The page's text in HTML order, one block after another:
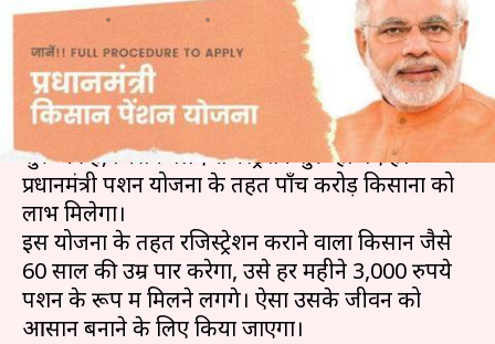
लेखन
क्या है खबर?
नरेंद्र मोदी सरकार ने देश के किसानों के लिए पेंशन योजना
शुरू की है, जिसके लिए रजिस्ट्रेशन शुरू हो गए हैं।
प्रधानमंत्री पेंशन योजना के तहत पाँच करोड़ किसानों को
लाभ मिलेगा।
इस योजना के तहत रजिस्ट्रेशन कराने वाला किसान जैसे
60 साल की उम्र पार करेगा, उसे हर महीने 3,000 रुपये
पेंशन के रूप में मिलने लगेंगे। ऐसा उसके जीवन को
आसान बनाने के लिए किया जाएगा।